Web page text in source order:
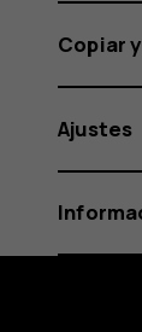
Copiar
Ajustes